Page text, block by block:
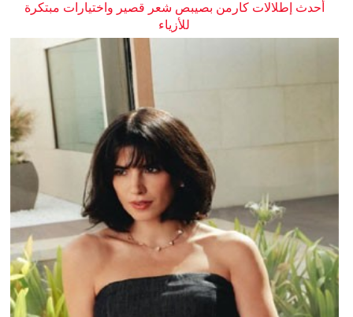
أحدث إطلالات كارمن بصيبص شعر قصير واختيارات مبتكرة
للأزياء